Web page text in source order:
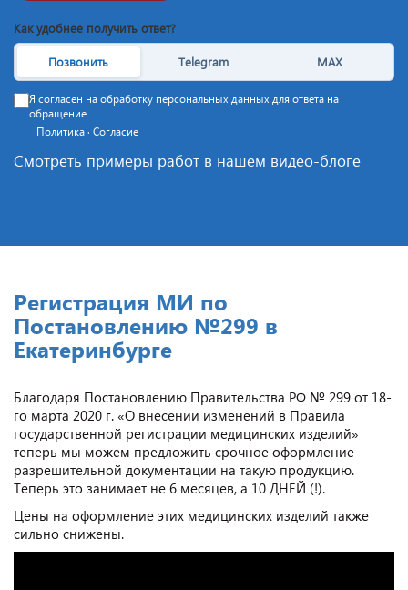
Как удобнее получить ответ?
Позвонить Telegram MAX
Я согласен на обработку персональных данных для ответа на
обращение
Политика · Согласие
Смотреть примеры работ в нашем видео-блоге
Регистрация МИ по
Постановлению №299 в
Екатеринбурге
Благодаря Постановлению Правительства РФ № 299 от 18-
го марта 2020 г. «О внесении изменений в Правила
государственной регистрации медицинских изделий»
теперь мы можем предложить срочное оформление
разрешительной документации на такую продукцию.
Теперь это занимает не 6 месяцев, а 10 ДНЕЙ (!).
Цены на оформление этих медицинских изделий также
сильно снижены.